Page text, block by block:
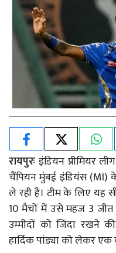
रायपुरः इंडियन प्रीमियर
चैंपियन मुंबई इंडियंस (MI)
ले रही हैं। टीम के लिए यह
10 मैचों में उसे महज 3
उम्मीदों को जिंदा रखने
हार्दिक पांड्या को लेकर